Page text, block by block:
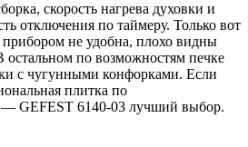
скорость нагрева духовки и
отключения по таймеру. Только вот
прибором не удобна, плохо видны
остальном по возможностям печке
с чугунными конфорками. Если
плитка по
— GEFEST 6140-03 лучший выбор.